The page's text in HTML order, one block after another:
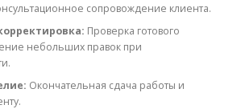
сопровождение клиента.
Проверка готового
небольших правок при
Окончательная сдача работы и